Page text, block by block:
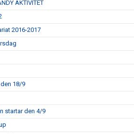
AKTIVITET
2016-2017
18/9
startar den 4/9